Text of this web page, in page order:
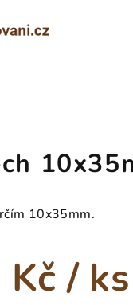
10x35mm.
Kč/ ks